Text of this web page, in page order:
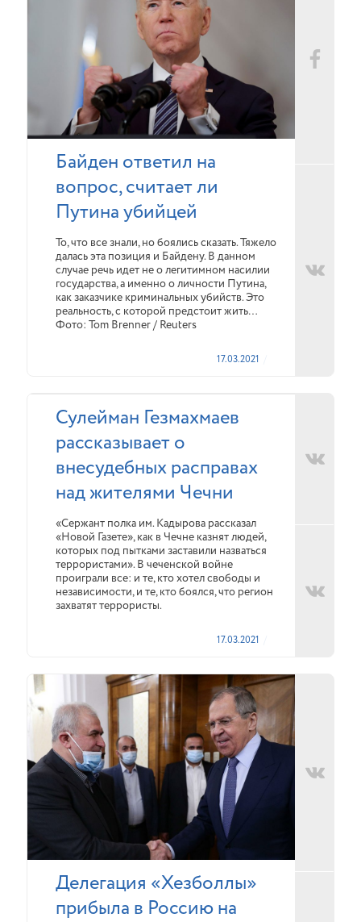
Байден ответил на
вопрос, считает ли
Путина убийцей
То, что все знали, но боялись сказать. Тяжело
далась эта позиция и Байдену. В данном
случае речь идет не о легитимном насилии
государства, а именно о личности Путина,
как заказчике криминальных убийств. Это
реальность, с которой предстоит жить…
Фото: Tom Brenner / Reuters
17.03.2021
Сулейман Гезмахмаев
рассказывает о
внесудебных расправах
над жителями Чечни
«Сержант полка им. Кадырова рассказал
«Новой Газете», как в Чечне казнят людей,
которых под пытками заставили назваться
террористами». В чеченской войне
проиграли все: и те, кто хотел свободы и
независимости, и те, кто боялся, что регион
захватят террористы.
17.03.2021
Делегация «Хезболлы»
прибыла в Россию на